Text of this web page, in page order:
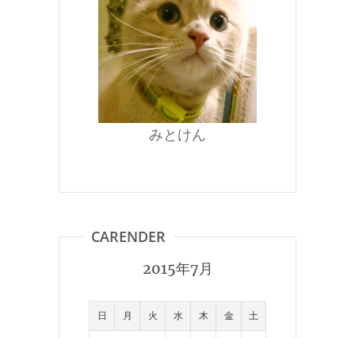
みとけん
CARENDER
2015年7月
日 月 火 水 木 金 土